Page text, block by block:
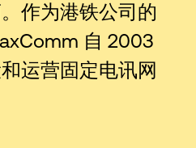
作为港铁公司的
自 2003
运营固定电讯网